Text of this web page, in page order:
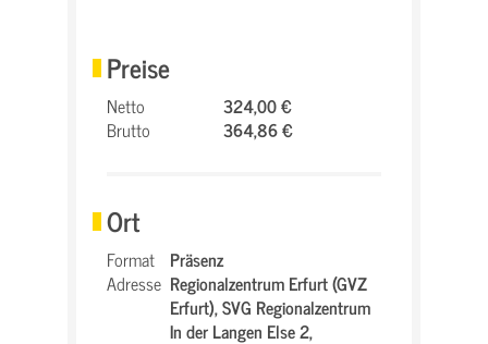
Preise
Netto
324,00 €
Brutto
364,86 €
Ort
Format Präsenz
Adresse Regionalzentrum Erfurt (GVZ
Erfurt),SVG Regionalzentrum
In der Langen Else 2,